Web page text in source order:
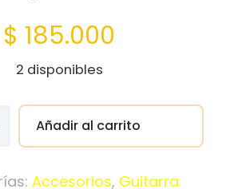
$ 185.000
2 disponibles
Añadir al carrito
Accesorios, Guitarra